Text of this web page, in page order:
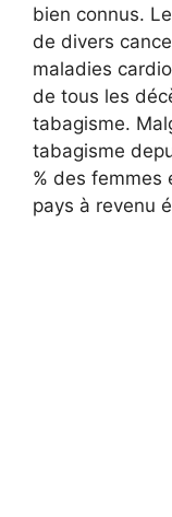
bien connus.
de divers
maladies
de tous les
tabagisme.
tabagisme
% des femmes
pays à revenu